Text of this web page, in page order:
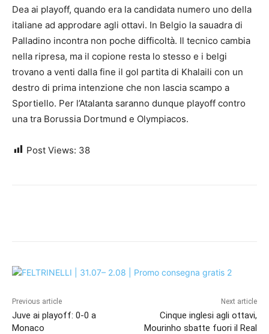
Dea ai playoff, quando era la candidata numero uno della
italiane ad approdare agli ottavi. In Belgio la sauadra di
Palladino incontra non poche difficoltà. Il tecnico cambia
nella ripresa, ma il copione resta lo stesso e i belgi
trovano a venti dalla fine il gol partita di Khalaili con un
destro di prima intenzione che non lascia scampo a
Sportiello. Per l’Atalanta saranno dunque playoff contro
una tra Borussia Dortmund e Olympiacos.
Post Views: 38
Previous article
Juve ai playoff: 0-0 a
Monaco
Next article
Cinque inglesi agli ottavi,
Mourinho sbatte fuori il Real